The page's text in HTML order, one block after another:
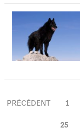
PRÉCÉDENT 1
25